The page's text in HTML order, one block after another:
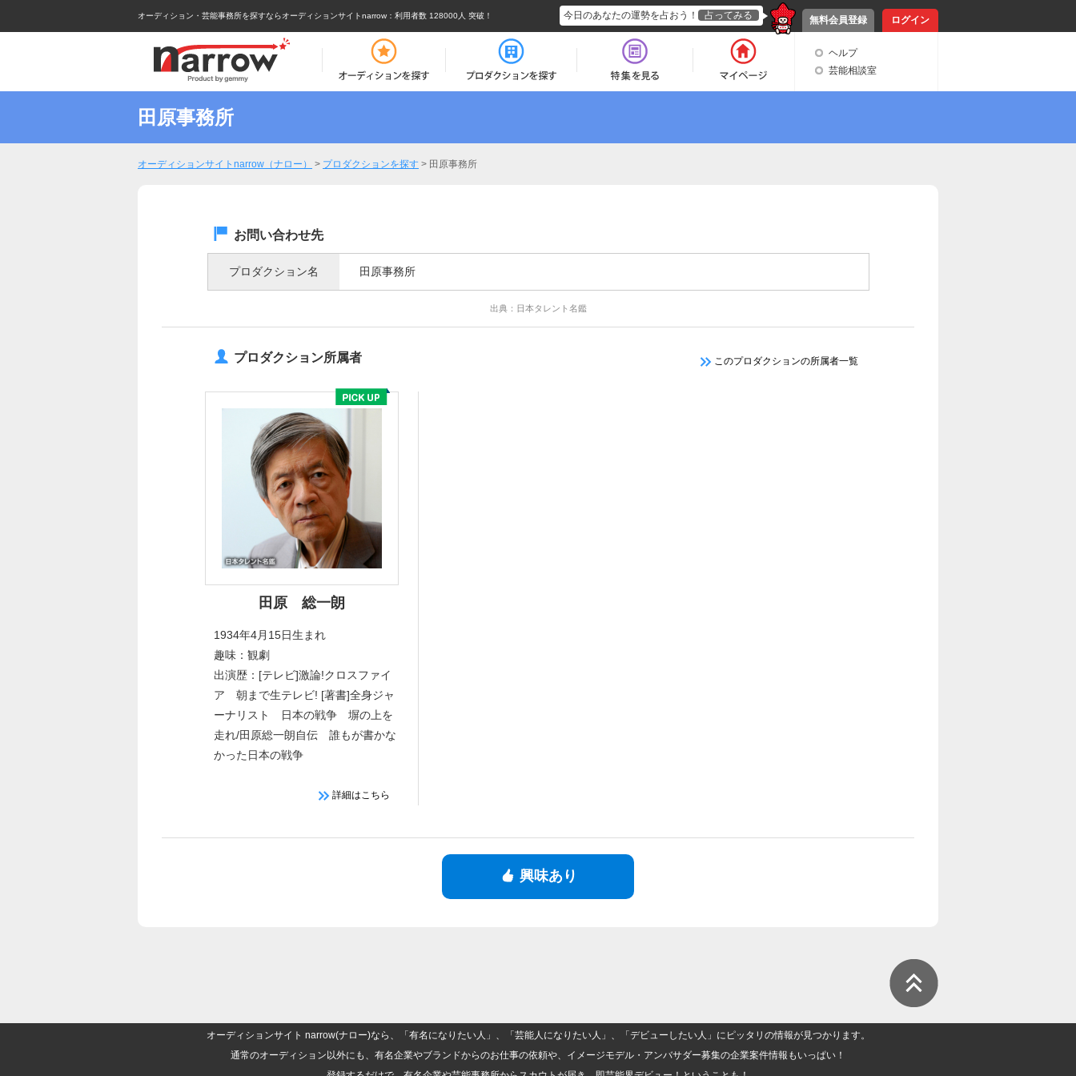
オーディション・芸能事務所を探すならオーディションサイトnarrow ：利用者数 128000人 突破！ 無料会員登録 ログイン
今日のあなたの運勢を占おう！ 占ってみる
ヘルプ
芸能相談室
田原事務所
オーディションサイトnarrow（ナロー） > プロダクションを探す > 田原事務所
お問い合わせ先
プロダクション名 田原事務所
出典：日本タレント名鑑
プロダクション所属者 このプロダクションの所属者一覧
田原 総一朗
1934年4月15日生まれ
趣味：観劇
出演歴：[テレビ]激論!クロスファイ
ア 朝まで生テレビ! [著書]全身ジャ
ーナリスト 日本の戦争 塀の上を
走れ/田原総一朗自伝 誰もが書かな
かった日本の戦争
詳細はこちら
興味あり
オーディションサイト narrow(ナロー)なら、「有名になりたい人」、「芸能人になりたい人」、「デビューしたい人」にピッタリの情報が見つかります。
通常のオーディション以外にも、有名企業やブランドからのお仕事の依頼や、イメージモデル・アンバサダー募集の企業案件情報もいっぱい！